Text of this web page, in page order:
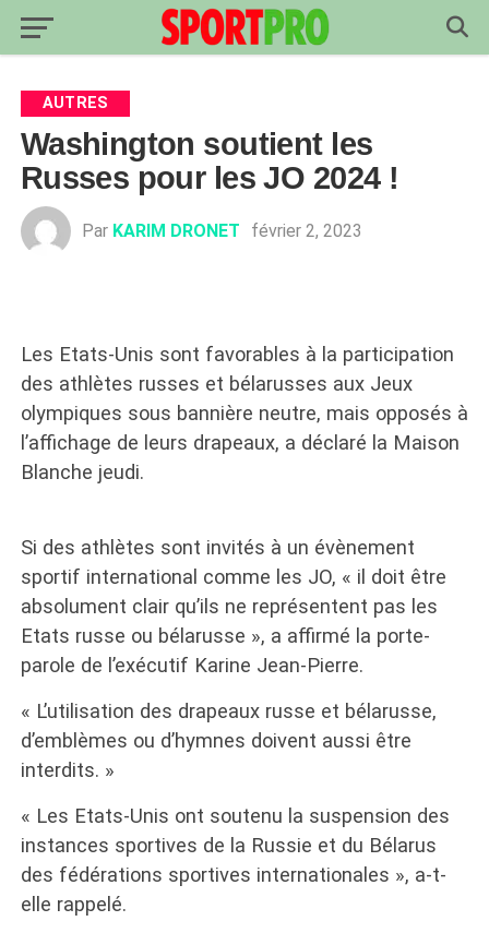
AUTRES
Washington soutient les
Russes pour les JO 2024 !
Par KARIM DRONET février 2, 2023
Les Etats-Unis sont favorables à la participation
des athlètes russes et bélarusses aux Jeux
olympiques sous bannière neutre, mais opposés à
l’affichage de leurs drapeaux, a déclaré la Maison
Blanche jeudi.
Si des athlètes sont invités à un évènement
sportif international comme les JO, « il doit être
absolument clair qu’ils ne représentent pas les
Etats russe ou bélarusse », a affirmé la porte-
parole de l’exécutif Karine Jean-Pierre.
« L’utilisation des drapeaux russe et bélarusse,
d’emblèmes ou d’hymnes doivent aussi être
interdits. »
« Les Etats-Unis ont soutenu la suspension des
instances sportives de la Russie et du Bélarus
des fédérations sportives internationales », a-t-
elle rappelé.